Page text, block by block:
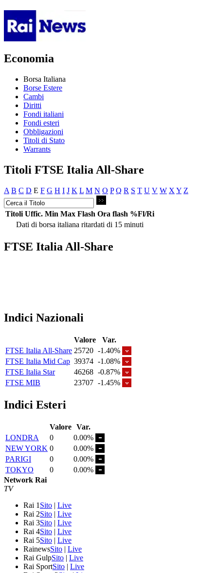
Economia
Borsa Italiana
Borse Estere
Cambi
Diritti
Fondi italiani
Fondi esteri
Obbligazioni
Titoli di Stato
Warrants
Titoli FTSE Italia All-Share
A B C D E F G H I J K L M N O P Q R S T U V W X Y Z
Titoli Uffic. Min Max Flash Ora flash %Fl/Ri
Dati di borsa italiana ritardati di 15 minuti
FTSE Italia All-Share
Indici Nazionali
Valore
Var.
FTSE Italia All-Share 25720 -1.40%
FTSE Italia Mid Cap 39374 -1.08%
FTSE Italia Star
46268 -0.87%
FTSE MIB
23707 -1.45%
Indici Esteri
Valore Var.
LONDRA
0
0.00%
NEW YORK 0
0.00%
PARIGI
0
0.00%
TOKYO
0
0.00%
Network Rai
TV
Rai 1 Sito | Live
Rai 2Sito | Live
Rai 3Sito | Live
Rai 4Sito | Live
Rai 5Sito | Live
RainewsSito | Live
Rai GulpSito | Live
Rai SportSito | Live